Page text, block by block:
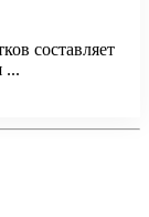
составляет
...